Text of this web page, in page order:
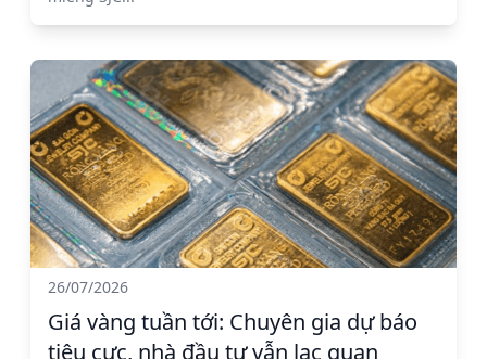
26/07/2026
Giá vàng tuần tới: Chuyên gia dự báo
tiêu cực, nhà đầu tư vẫn lạc quan